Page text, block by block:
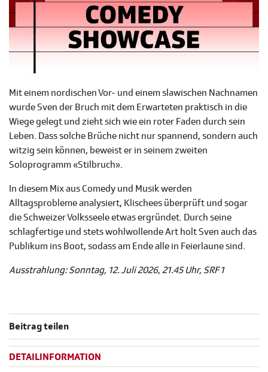
Mit einem nordischen Vor- und einem slawischen Nachnamen
wurde Sven der Bruch mit dem Erwarteten praktisch in die
Wiege gelegt und zieht sich wie ein roter Faden durch sein
Leben. Dass solche Brüche nicht nur spannend, sondern auch
witzig sein können, beweist er in seinem zweiten
Soloprogramm «Stilbruch».
In diesem Mix aus Comedy und Musik werden
Alltagsprobleme analysiert, Klischees überprüft und sogar
die Schweizer Volksseele etwas ergründet. Durch seine
schlagfertige und stets wohlwollende Art holt Sven auch das
Publikum ins Boot, sodass am Ende alle in Feierlaune sind.
Ausstrahlung: Sonntag, 12. Juli 2026, 21.45 Uhr, SRF 1
Beitrag teilen
DETAILINFORMATION